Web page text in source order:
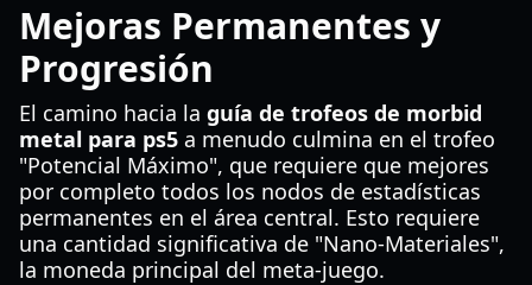
Mejoras Permanentes y
Progresión
El camino hacia la guía de trofeos de morbid
metal para ps5 a menudo culmina en el trofeo
"Potencial Máximo", que requiere que mejores
por completo todos los nodos de estadísticas
permanentes en el área central. Esto requiere
una cantidad significativa de "Nano-Materiales",
la moneda principal del meta-juego.